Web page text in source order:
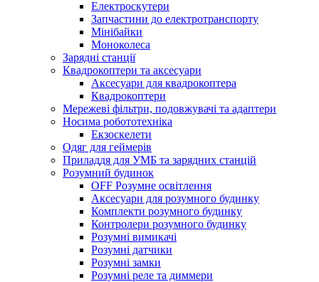
Електроскутери
Запчастини до електротранспорту
Мінібайки
Моноколеса
Зарядні станції
Квадрокоптери та аксесуари
Аксесуари для квадрокоптера
Квадрокоптери
Мережеві фільтри, подовжувачі та адаптери
Носима робототехніка
Екзоскелети
Одяг для геймерів
Приладдя для УМБ та зарядних станцій
Розумний будинок
OFF Розумне освітлення
Аксесуари для розумного будинку
Комплекти розумного будинку
Контролери розумного будинку
Розумні вимикачі
Розумні датчики
Розумні замки
Розумні реле та диммери